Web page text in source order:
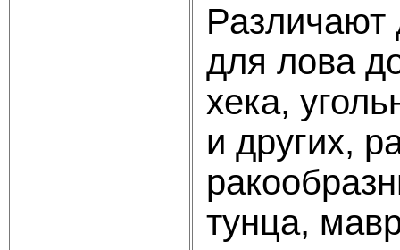
Различают
для лова
хека,
и других,
тунца,